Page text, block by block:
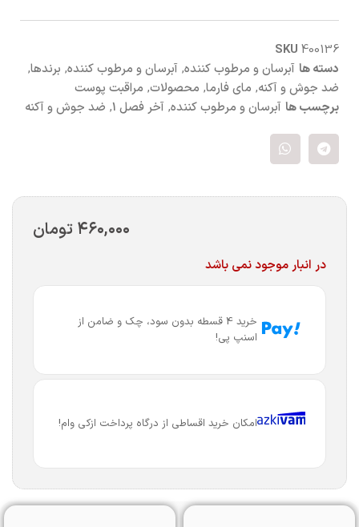
SKU 400136
دسته ها آبرسان و مرطوب کننده, آبرسان و مرطوب کننده, برندها,
ضد جوش و آکنه, مای فارما, محصولات, مراقبت پوست
برچسب ها آبرسان و مرطوب کننده, آخر فصل 1 , ضد جوش و آکنه
۴۶۰,۰۰۰ تومان
در انبار موجود نمی باشد
خرید 4 قسطه بدون سود، چک و ضامن از
اسنپ پی!
امکان خرید اقساطی از درگاه پرداخت ازکی وام!